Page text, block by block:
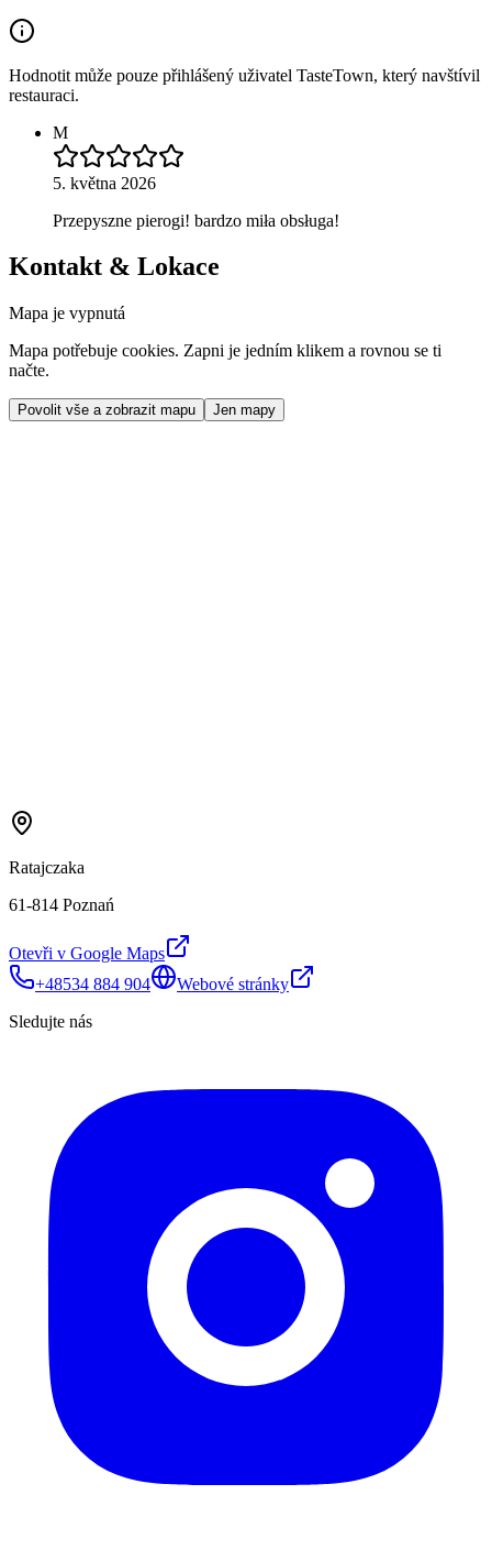
Hodnotit může pouze přihlášený uživatel TasteTown, který navštívil
restauraci.
M
5. května 2026
Przepyszne pierogi! bardzo miła obsługa!
Kontakt & Lokace
Mapa je vypnutá
Mapa potřebuje cookies. Zapni je jedním klikem a rovnou se ti
načte.
Povolit vše a zobrazit mapu Jen mapy
Ratajczaka
61-814 Poznań
Otevři v Google Maps
+48534 884 904
Webové stránky
Sledujte nás